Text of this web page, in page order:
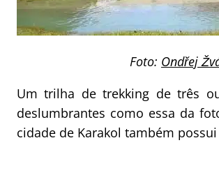
Foto: Ondřej
Um trilha de trekking de três
deslumbrantes como essa da
cidade de Karakol também